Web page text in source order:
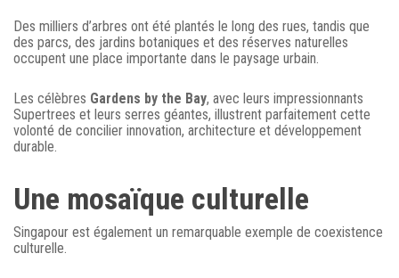
Des milliers d’arbres ont été plantés le long des rues, tandis que
des parcs, des jardins botaniques et des réserves naturelles
occupent une place importante dans le paysage urbain.
Les célèbres Gardens by the Bay, avec leurs impressionnants
Supertrees et leurs serres géantes, illustrent parfaitement cette
volonté de concilier innovation, architecture et développement
durable.
Une mosaïque culturelle
Singapour est également un remarquable exemple de coexistence
culturelle.